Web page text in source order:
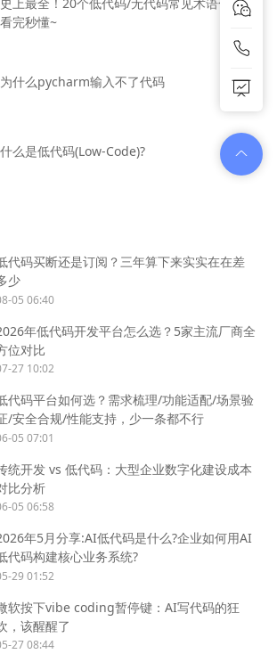
看完秒懂~
为什么pycharm输入不了代码
什么是低代码(Low-Code)?
代码买断还是订阅？三年算下来实实在在差
少
05 06:40
年低代码开发平台怎么选？5家主流厂商全
位对比
27 10:02
代码平台如何选？需求梳理/功能适配/场景验
/安全合规/性能支持，少一条都不行
05 07:01
统开发 vs 低代码：大型企业数字化建设成本
比分析
05 06:58
年5月分享:AI低代码是什么?企业如何用AI
代码构建核心业务系统?
29 01:52
软按下vibe coding暂停键：AI写代码的狂
，该醒醒了
27 08:44